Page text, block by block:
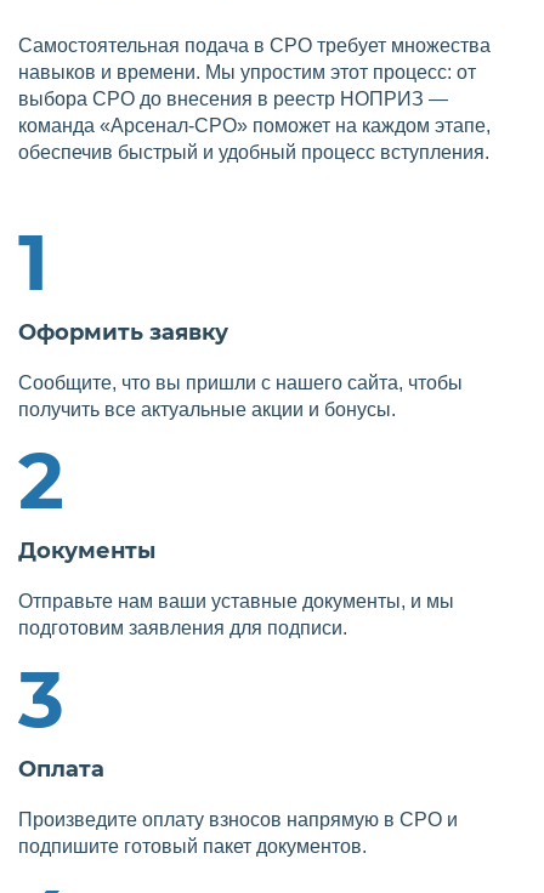
Самостоятельная подача в СРО требует множества
навыков и времени. Мы упростим этот процесс: от
выбора СРО до внесения в реестр НОПРИЗ —
команда «Арсенал-СРО» поможет на каждом этапе,
обеспечив быстрый и удобный процесс вступления.
1
Оформить заявку
Сообщите, что вы пришли с нашего сайта, чтобы
получить все актуальные акции и бонусы.
2
Документы
Отправьте нам ваши уставные документы, и мы
подготовим заявления для подписи.
3
Оплата
Произведите оплату взносов напрямую в СРО и
подпишите готовый пакет документов.